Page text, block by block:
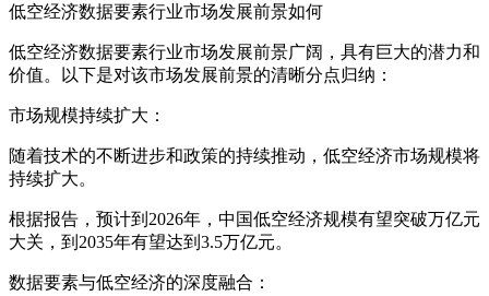
低空经济数据要素行业市场发展前景如何
低空经济数据要素行业市场发展前景广阔，具有巨大的潜力和
价值。以下是对该市场发展前景的清晰分点归纳：
市场规模持续扩大：
随着技术的不断进步和政策的持续推动，低空经济市场规模将
持续扩大。
根据报告，预计到2026年，中国低空经济规模有望突破万亿元
大关，到2035年有望达到3.5万亿元。
数据要素与低空经济的深度融合：